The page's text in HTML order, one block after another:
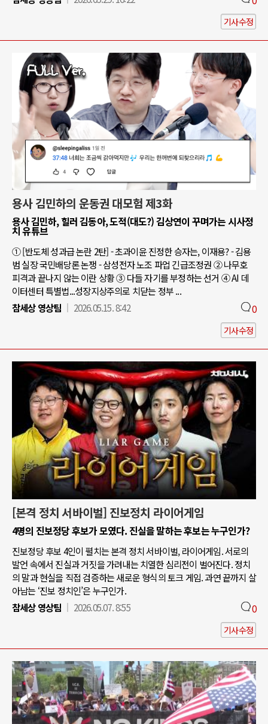
기사수정
용사 김민하의 운동권 대모험 제3화
용사 김민하, 힐러 김동아, 도적(대도?) 김상연이 꾸며가는 시사정
치 유튜브
① [반도체 성과급 논란 2탄] - 초과이윤 진정한 승자는, 이재용? - 김용
범 실장 국민배당론 논쟁 - 삼성전자 노조 파업 긴급조정권 ② 나무호
피격과 끝나지 않는 이란 상황 ③ 다들 자기를 부정하는 선거 ④ AI 데
이터센터 특별법...성장지상주의로 치닫는 정부 ...
참세상 영상팀
2026.05.15. 8:42 0
기사수정
[본격 정치 서바이벌] 진보정치 라이어게임
4명의 진보정당 후보가 모였다. 진실을 말하는 후보는 누구인가?
진보정당 후보 4인이 펼치는 본격 정치 서바이벌, 라이어게임. 서로의
발언 속에서 진실과 거짓을 가려내는 치열한 심리전이 벌어진다. 정치
의 말과 현실을 직접 검증하는 새로운 형식의 토크 게임. 과연 끝까지 살
아남는 ‘진보 정치인’은 누구인가.
참세상 영상팀
2026.05.07. 8:55 0
기사수정